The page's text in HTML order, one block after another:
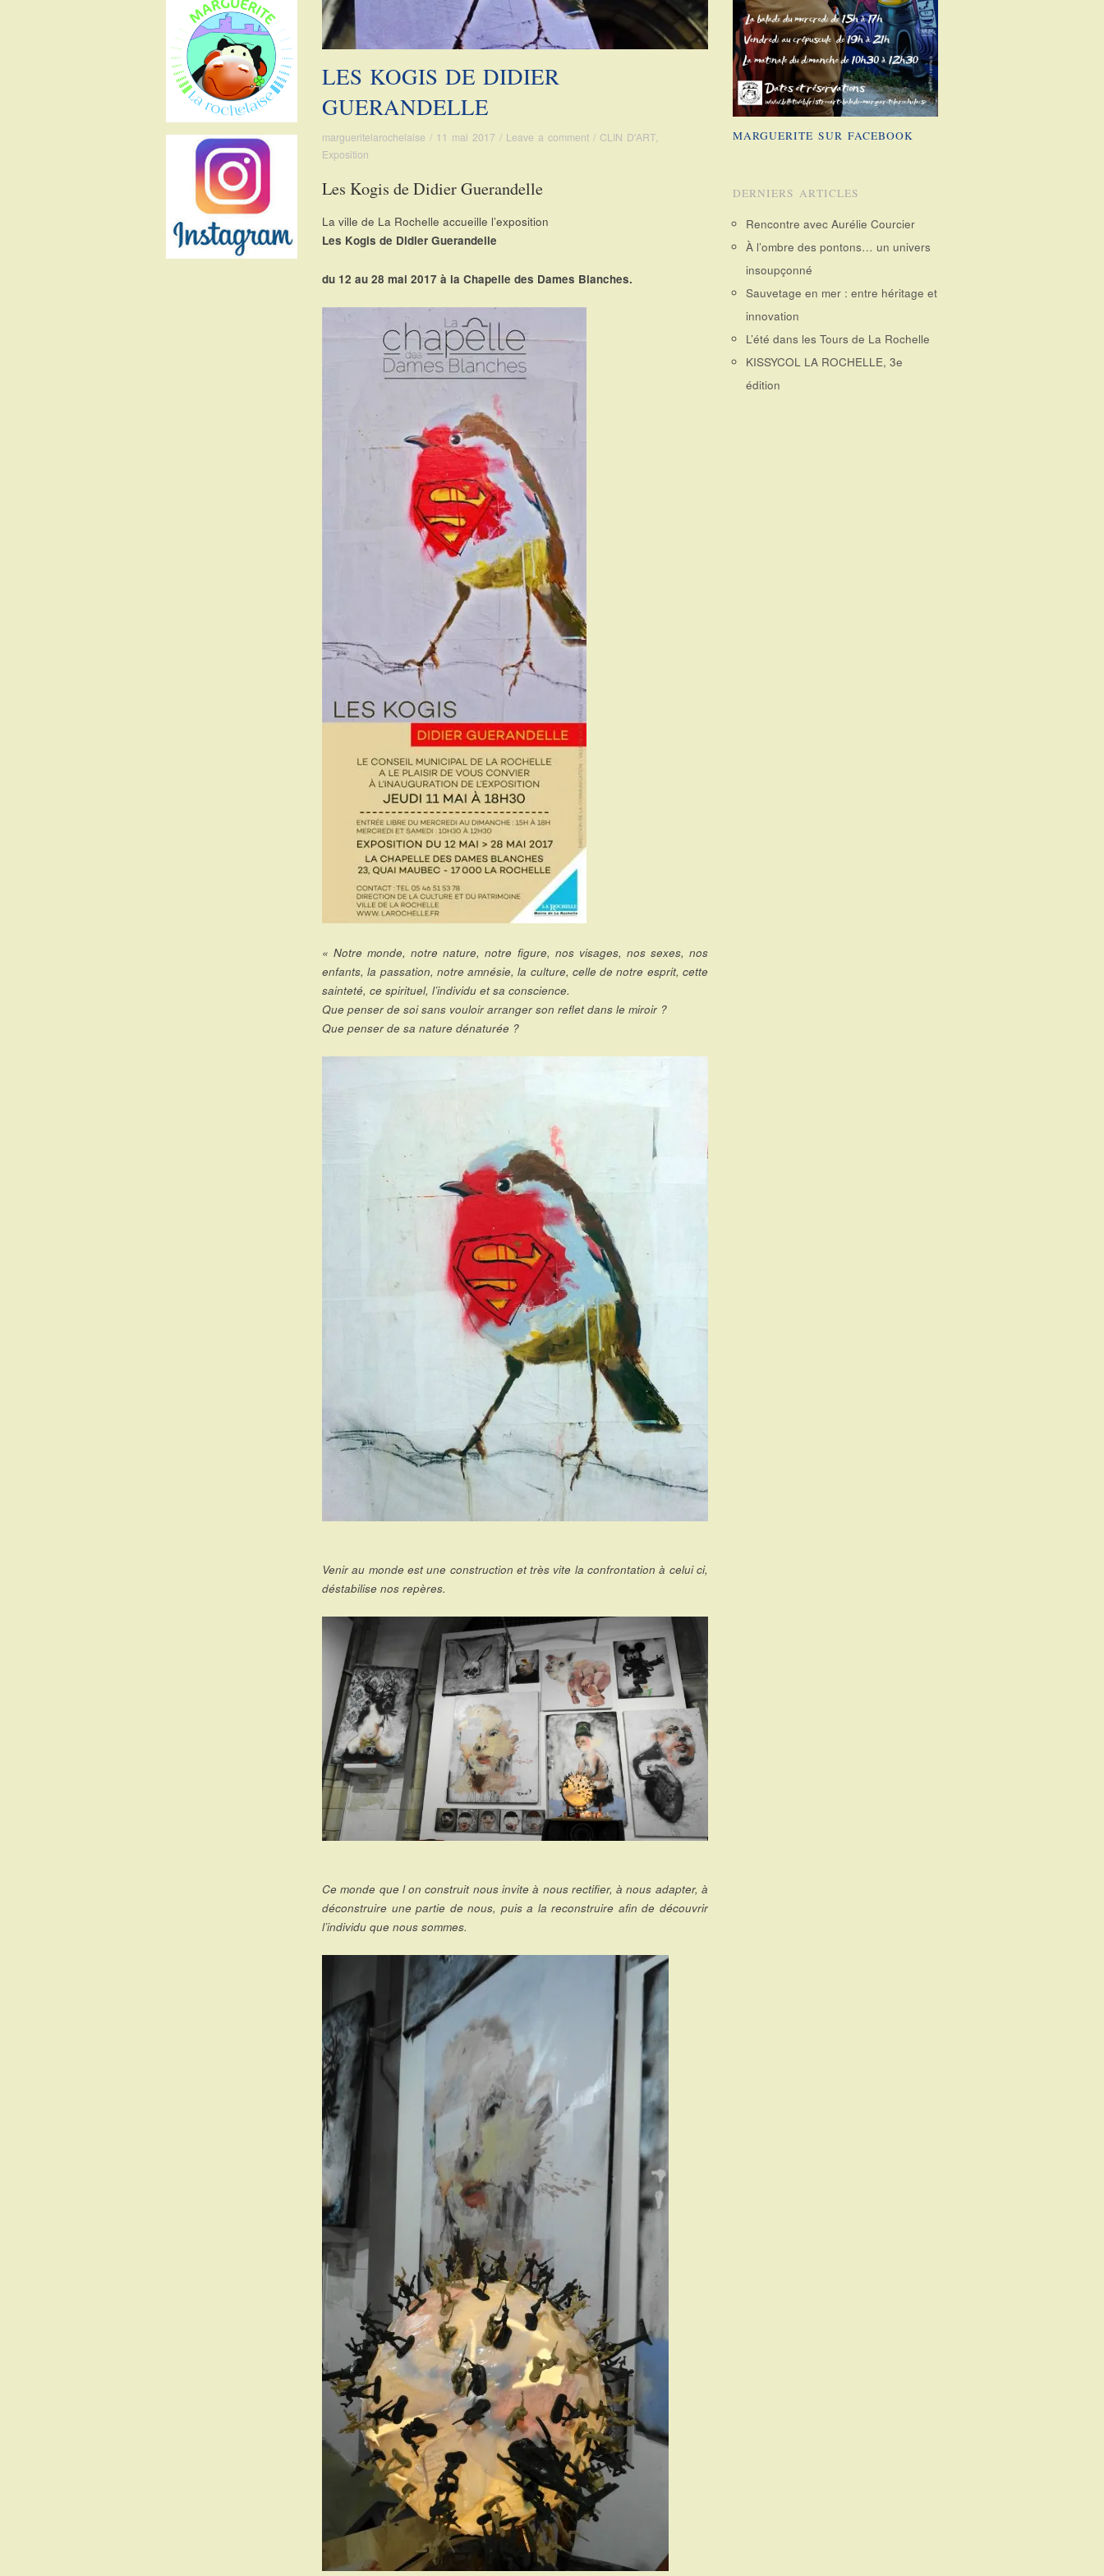
sur
Facebook
sur
Twitter
sur
Instagram
sur
Pinterest
LES KOGIS DE DIDIER
GUERANDELLE
margueritelarochelaise / 11 mai 2017 / Leave a comment / CLIN D'ART,
Exposition
Les Kogis de Didier Guerandelle
La ville de La Rochelle accueille l’exposition
Les Kogis de Didier Guerandelle
du 12 au 28 mai 2017 à la Chapelle des Dames Blanches.
« Notre monde, notre nature, notre figure, nos visages, nos sexes, nos
enfants, la passation, notre amnésie, la culture, celle de notre esprit, cette
sainteté, ce spirituel, l’individu et sa conscience.
Que penser de soi sans vouloir arranger son reflet dans le miroir ?
Que penser de sa nature dénaturée ?
Venir au monde est une construction et très vite la confrontation à celui ci,
déstabilise nos repères.
Ce monde que l on construit nous invite à nous rectifier, à nous adapter, à
déconstruire une partie de nous, puis a la reconstruire afin de découvrir
l’individu que nous sommes.
MARGUERITE SUR FACEBOOK
DERNIERS ARTICLES
Rencontre avec Aurélie Courcier
À l’ombre des pontons… un univers
insoupçonné
Sauvetage en mer : entre héritage et
innovation
L’été dans les Tours de La Rochelle
KISSYCOL LA ROCHELLE, 3e
édition